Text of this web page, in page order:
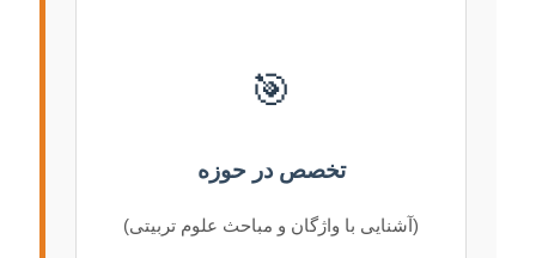
🎯
تخصص در حوزه
(آشنایی با واژگان و مباحث علوم تربیتی)